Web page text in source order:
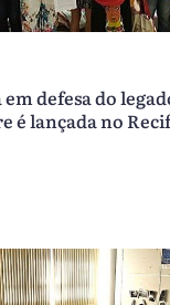
defesa do
é lançada no